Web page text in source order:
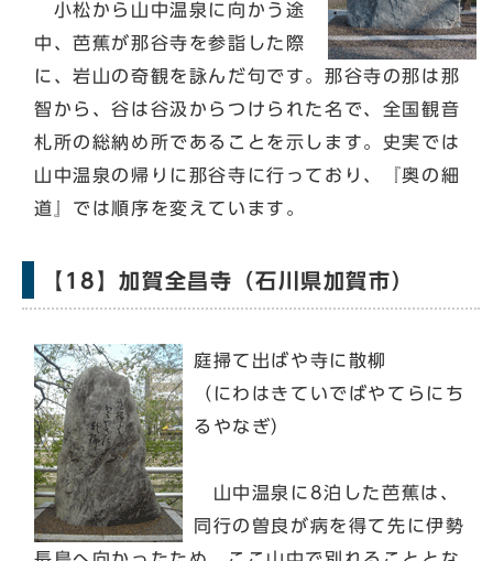
小松から山中温泉に向かう途
中、芭蕉が那谷寺を参詣した際
に、岩山の奇観を詠んだ句です。那谷寺の那は那
智から、谷は谷汲からつけられた名で、全国観音
札所の総納め所であることを示します。史実では
山中温泉の帰りに那谷寺に行っており、『奥の細
道』では順序を変えています。
【18】加賀全昌寺（石川県加賀市）
庭掃て出ばや寺に散柳
（にわはきていでばやてらにち
るやなぎ）
山中温泉に8泊した芭蕉は、
同行の曽良が病を得て先に伊勢